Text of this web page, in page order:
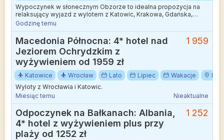
Wypoczynek w słonecznym Obzorze to idealna propozycja na
relaksujący wyjazd z wylotem z Katowic, Krakowa, Gdańska,
Warszawy i Wrocławia.
Godzinę temu
Macedonia Północna: 4* hotel nad
Jeziorem Ochrydzkim z
wyżywieniem od 1959 zł
1 959
Katowice Wrocław Lato Lipiec Wakacje
Wyloty z Wrocławia i Katowic.
Miesiąc temu
Nieaktualne
Odpoczynek na Bałkanach: Albania,
4* hotel z wyżywieniem plus przy
plaży od 1252 zł
1 252